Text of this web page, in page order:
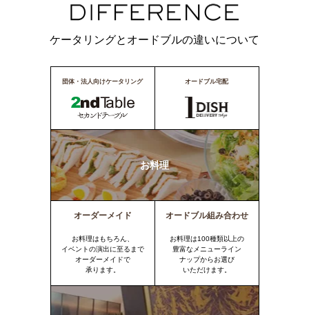
ケータリングとオードブルの違いについて
団体・法人向けケータリング オードブル宅配
お料理
オーダーメイド
お料理はもちろん、
イベントの演出に至るまで
オーダーメイドで
承ります。
オードブル組み合わせ
お料理は100種類以上の
豊富なメニューライン
ナップからお選び
いただけます。